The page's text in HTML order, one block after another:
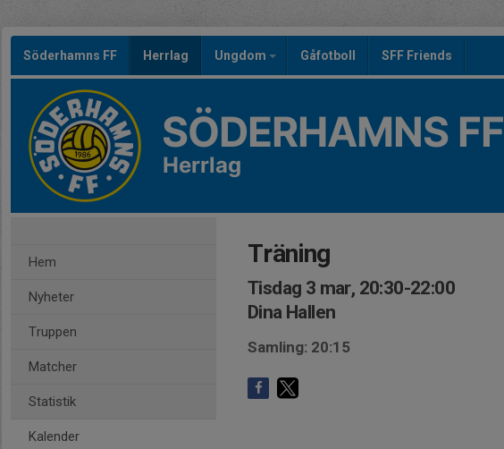
Söderhamns FF Herrlag Ungdom Gåfotboll SFF Friends
SÖDERHAMNS FF
Herrlag
Hem
Nyheter
Truppen
Matcher
Statistik
Kalender
Träning
Tisdag 3 mar, 20:30-22:00
Dina Hallen
Samling: 20:15